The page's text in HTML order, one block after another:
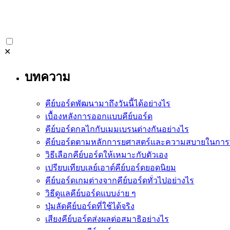
✕
บทความ
คีย์บอร์ดพัฒนามาถึงวันนี้ได้อย่างไร
เบื้องหลังการออกแบบคีย์บอร์ด
คีย์บอร์ดกลไกกับเมมเบรนต่างกันอย่างไร
คีย์บอร์ดตามหลักการยศาสตร์และความสบายในกา
วิธีเลือกคีย์บอร์ดให้เหมาะกับตัวเอง
เปรียบเทียบเลย์เอาต์คีย์บอร์ดยอดนิยม
คีย์บอร์ดเกมต่างจากคีย์บอร์ดทั่วไปอย่างไร
วิธีดูแลคีย์บอร์ดแบบง่าย ๆ
ปุ่มลัดคีย์บอร์ดที่ใช้ได้จริง
เสียงคีย์บอร์ดส่งผลต่อสมาธิอย่างไร